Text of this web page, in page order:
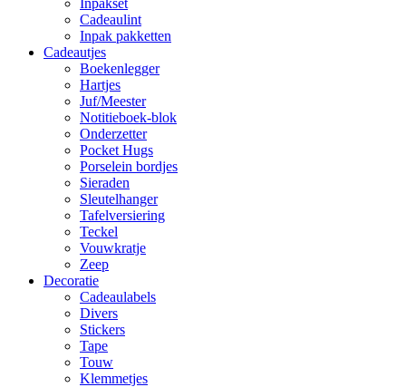
Inpakset
Cadeaulint
Inpak pakketten
Cadeautjes
Boekenlegger
Hartjes
Juf/Meester
Notitieboek-blok
Onderzetter
Pocket Hugs
Porselein bordjes
Sieraden
Sleutelhanger
Tafelversiering
Teckel
Vouwkratje
Zeep
Decoratie
Cadeaulabels
Divers
Stickers
Tape
Touw
Klemmetjes